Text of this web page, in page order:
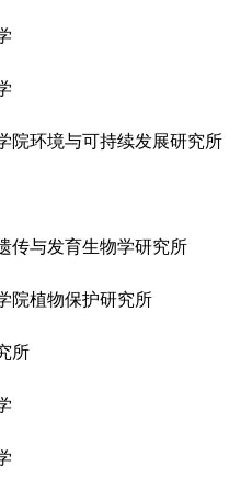
环境与可持续发展研究所
与发育生物学研究所
植物保护研究所
所